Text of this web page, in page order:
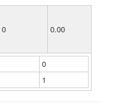
0 0.00
0
1